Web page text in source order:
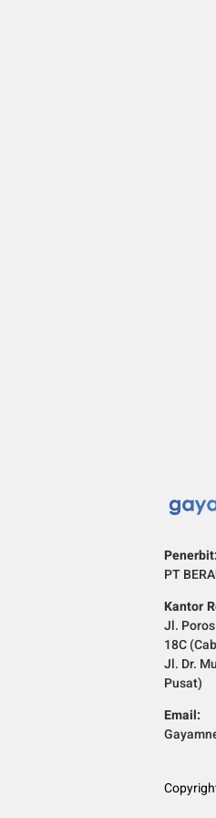
Penerbit:
PT
Kantor
Jl.
18C
Jl. Dr.
Pusat)
Email: